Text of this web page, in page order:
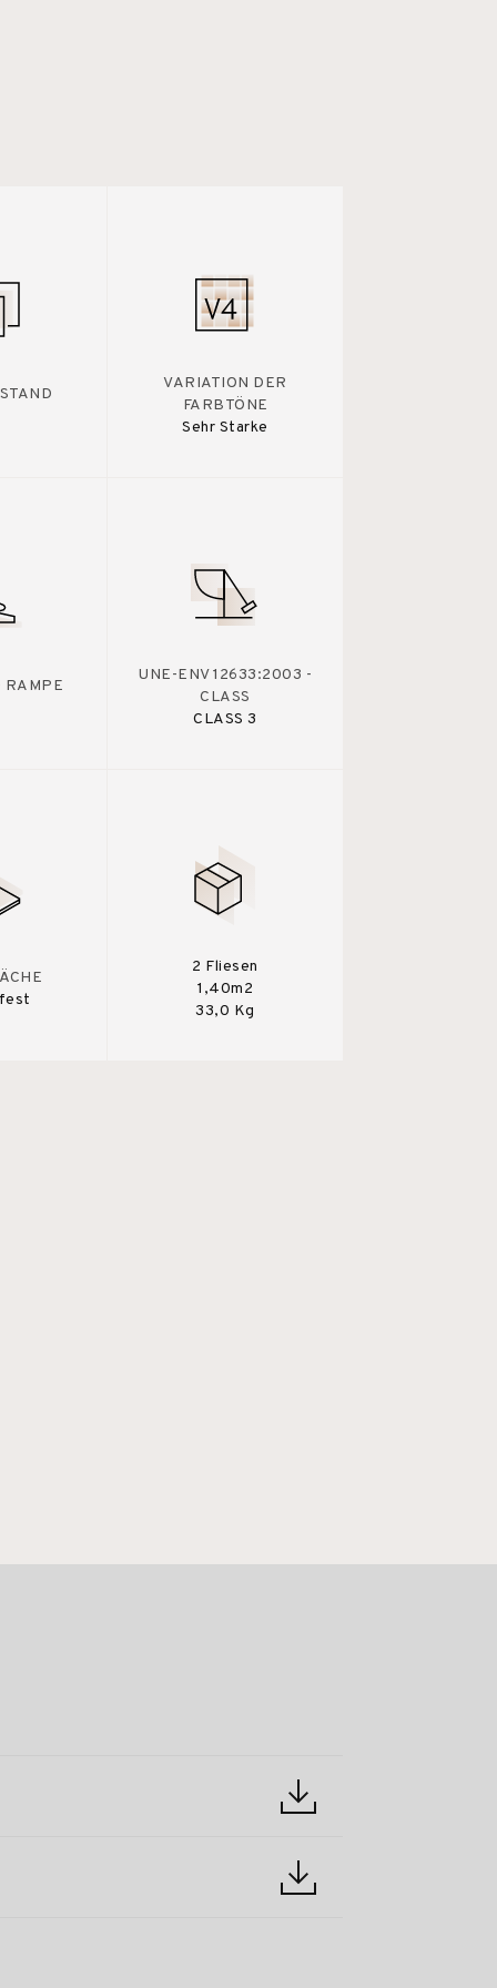
VARIATION DER
FARBTÖNE
Sehr Starke
RAMPE
UNE-ENV 12633:2003 -
CLASS
CLASS 3
2 Fliesen
1,40m2
33,0 Kg